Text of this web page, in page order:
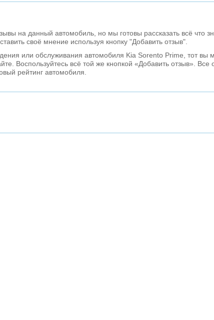
на данный автомобиль, но мы готовы рассказать всё что
своё мнение используя кнопку "Добавить отзыв".
или обслуживания автомобиля Kia Sorento Prime, тот вы
Воспользуйтесь всё той же кнопкой «Добавить отзыв». Все
рейтинг автомобиля.